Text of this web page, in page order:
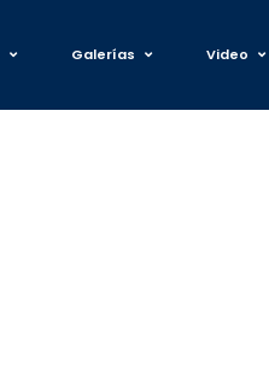
Galerías Video